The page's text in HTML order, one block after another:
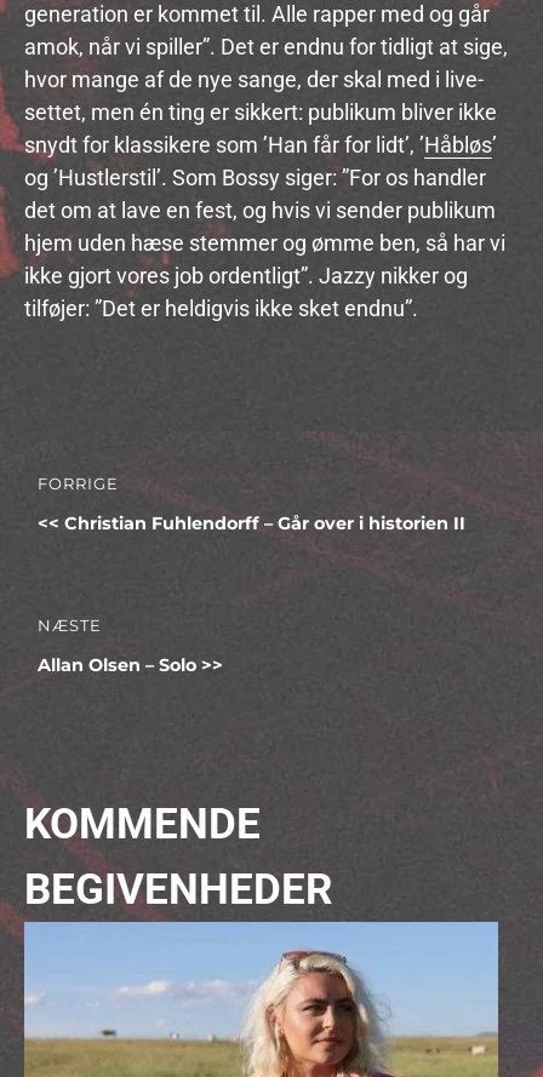
generation er kommet til. Alle rapper med og går
amok, når vi spiller”. Det er endnu for tidligt at sige,
hvor mange af de nye sange, der skal med i live-
settet, men én ting er sikkert: publikum bliver ikke
snydt for klassikere som ’Han får for lidt’, ’Håbløs’
og ’Hustlerstil’. Som Bossy siger: ”For os handler
det om at lave en fest, og hvis vi sender publikum
hjem uden hæse stemmer og ømme ben, så har vi
ikke gjort vores job ordentligt”. Jazzy nikker og
tilføjer: ”Det er heldigvis ikke sket endnu”.
FORRIGE
Forrige
Christian Fuhlendorff – Går over i historien II
NÆSTE
Næste
Allan Olsen – Solo
KOMMENDE
BEGIVENHEDER